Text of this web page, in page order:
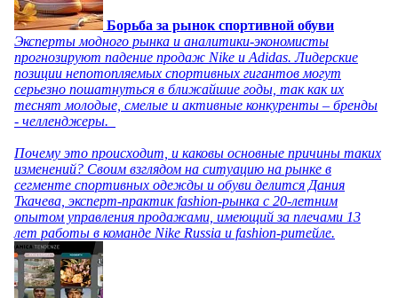
Борьба за рынок спортивной обуви
Эксперты модного рынка и аналитики-экономисты
прогнозируют падение продаж Nike и Adidas. Лидерские
позиции непотопляемых спортивных гигантов могут
серьезно пошатнуться в ближайшие годы, так как их
теснят молодые, смелые и активные конкуренты – бренды
- челленджеры.
Почему это происходит, и каковы основные причины таких
изменений? Своим взглядом на ситуацию на рынке в
сегменте спортивных одежды и обуви делится Дания
Ткачева, эксперт-практик fashion-рынка с 20-летним
опытом управления продажами, имеющий за плечами 13
лет работы в команде Nike Russia и fashion-ритейле.